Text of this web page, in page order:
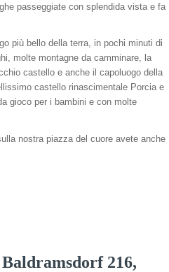
passeggiate con splendida vista e fa
più bello della terra, in pochi minuti di
molte montagne da camminare, la
castello e anche il capoluogo della
castello rinascimentale Porcia e
gioco per i bambini e con molte
nostra piazza del cuore avete anche
216,